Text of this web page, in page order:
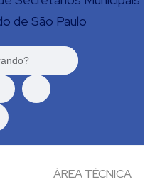
ÁREA TÉCNICA